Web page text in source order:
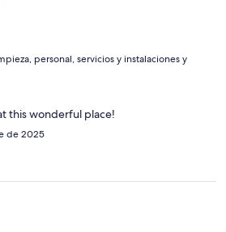
personal, servicios y instalaciones y
this wonderful place!
de 2025